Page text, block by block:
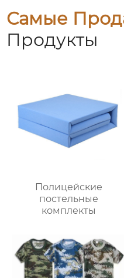
Самые
Продукты
Полицейские
постельные
комплекты